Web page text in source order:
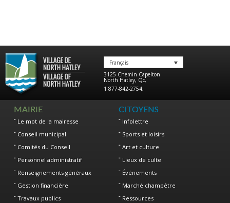
Français
3125 Chemin Capelton
North Hatley, Qc,
1 877-842-2754,
MAIRIE
Le mot de la mairesse
Conseil municipal
Comités du Conseil
Personnel administratif
Renseignements généraux
Gestion financière
Travaux publics
CITOYENS
Infolettre
Sports et loisirs
Art et culture
Lieux de culte
Événements
Marché champêtre
Ressources